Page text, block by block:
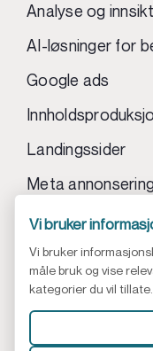
Analyse og innsikt
AI-løsninger for
Google ads
Landingssider
Meta